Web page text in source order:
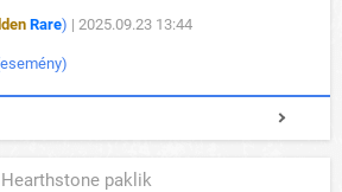
Rare) | 2025.09.23 13:44
Hearthstone paklik